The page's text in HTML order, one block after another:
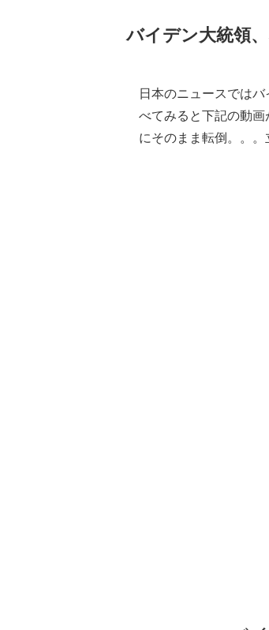
バイデン大統領
日本のニュースでは
べてみると下記の動
にそのまま転倒。。